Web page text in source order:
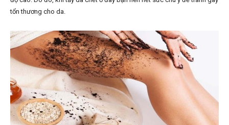
tổn thương cho da.